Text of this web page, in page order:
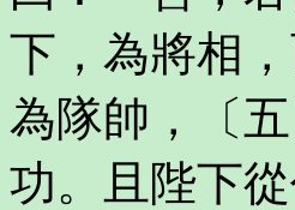
下，為將相
為隊帥，〔
功。且陛下